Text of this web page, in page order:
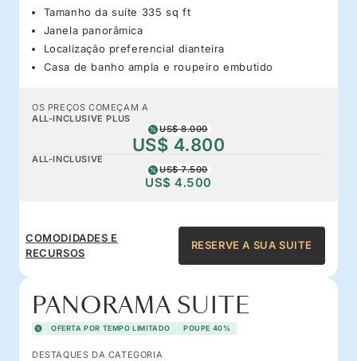
Tamanho da suíte 335 sq ft
Janela panorâmica
Localização preferencial dianteira
Casa de banho ampla e roupeiro embutido
OS PREÇOS COMEÇAM A
ALL-INCLUSIVE PLUS
US$ 8.000
US$ 4.800
ALL-INCLUSIVE
US$ 7.500
US$ 4.500
COMODIDADES E
RECURSOS
RESERVE A SUA SUITE
PANORAMA SUITE
OFERTA POR TEMPO LIMITADO POUPE 40%
DESTAQUES DA CATEGORIA